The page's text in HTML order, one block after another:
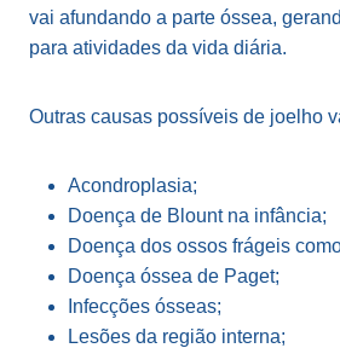
vai afundando a parte óssea,
para atividades da vida diária.
Outras causas possíveis de joelho
Acondroplasia;
Doença de Blount na infância;
Doença dos ossos frágeis
Doença óssea de Paget;
Infecções ósseas;
Lesões da região interna;